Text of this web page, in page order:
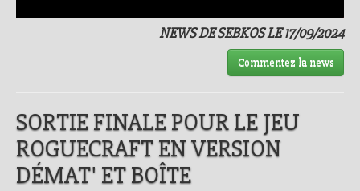
NEWS DE SEBKOS LE 17/09/2024
Commentez la news
SORTIE FINALE POUR LE JEU
ROGUECRAFT EN VERSION
DÉMAT' ET BOÎTE